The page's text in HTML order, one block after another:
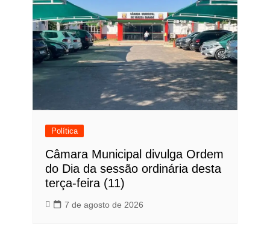
Política
Câmara Municipal divulga Ordem
do Dia da sessão ordinária desta
terça-feira (11)
7 de agosto de 2026